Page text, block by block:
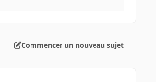
Commencer un nouveau sujet